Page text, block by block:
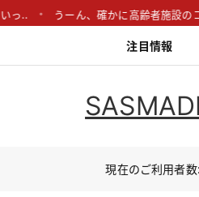
うーん、確かに高齢者施設のコロ..
注目情報
現在のご利用者